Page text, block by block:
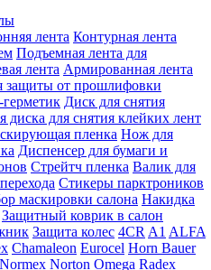
лента Контурная лента
Подъемная лента для
лента Армированная лента
защиты от прошлифовки
Диск для снятия
диска для снятия клейких лент
пленка Нож для
Диспенсер для бумаги и
Стрейтч пленка Валик для
Стикеры парктроников
маскировки салона Накидка
Защитный коврик в салон
Защита колес 4CR A1 ALFA
Chamaleon Eurocel Horn Bauer
Normex Norton Omega Radex